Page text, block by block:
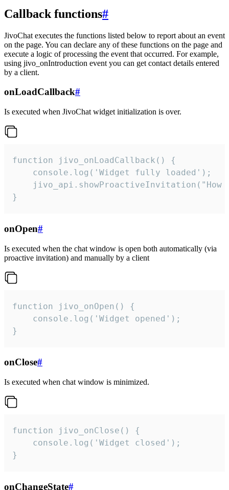
Callback functions#
JivoChat executes the functions listed below to report about an event
on the page. You can declare any of these functions on the page and
execute a logic of processing the event that occurred. For example,
using jivo_onIntroduction event you can get contact details entered
by a client.
onLoadCallback#
Is executed when JivoChat widget initialization is over.
function jivo_onLoadCallback() {
    console.log('Widget fully loaded');
jivo_api.showProactiveInvitation("How
}
onOpen#
Is executed when the chat window is open both automatically (via
proactive invitation) and manually by a client
function jivo_onOpen() {
    console.log('Widget opened');
}
onClose#
Is executed when chat window is minimized.
function jivo_onClose() {
    console.log('Widget closed');
}
onChangeState#